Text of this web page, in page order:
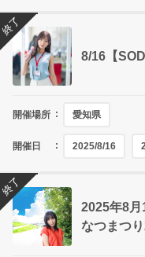
8/16【
開催場所 愛知県
開催日 2025/8/16
終了
2025年8
なつまつ
終了